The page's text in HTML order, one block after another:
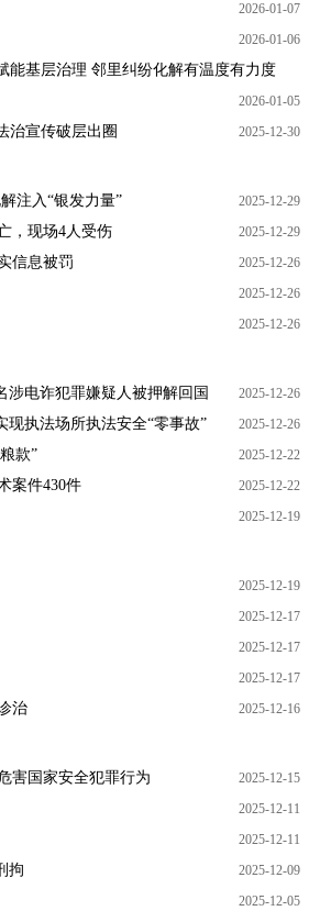
2026-01-07
2026-01-06
能基层治理 邻里纠纷化解有温度有力度
2026-01-05
治宣传破层出圈 2025-12-30
注入“银发力量” 2025-12-29
，现场4人受伤 2025-12-29
信息被罚 2025-12-26
2025-12-26
2025-12-26
涉电诈犯罪嫌疑人被押解回国 2025-12-26
执法场所执法安全“零事故” 2025-12-26
款” 2025-12-22
案件430件 2025-12-22
2025-12-19
2025-12-19
2025-12-17
2025-12-17
2025-12-17
治 2025-12-16
害国家安全犯罪行为 2025-12-15
2025-12-11
2025-12-11
拘 2025-12-09
2025-12-05